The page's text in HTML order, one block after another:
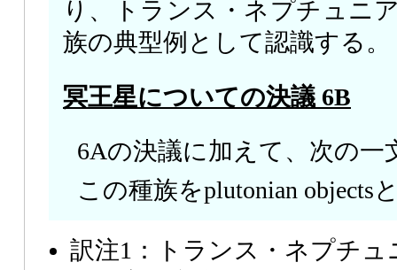
り、トランス・ネプチュニ
族の典型例として認識する。
冥王星についての決議 6B
6Aの決議に加えて、次の一
この種族をplutonian objects
訳注1：トランス・ネプチ